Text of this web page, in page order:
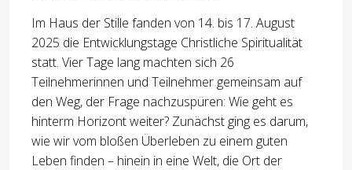
Im Haus der Stille fanden von 14. bis 17. August
2025 die Entwicklungstage Christliche Spiritualität
statt. Vier Tage lang machten sich 26
Teilnehmerinnen und Teilnehmer gemeinsam auf
den Weg, der Frage nachzuspüren: Wie geht es
hinterm Horizont weiter? Zunächst ging es darum,
wie wir vom bloßen Überleben zu einem guten
Leben finden – hinein in eine Welt, die Ort der